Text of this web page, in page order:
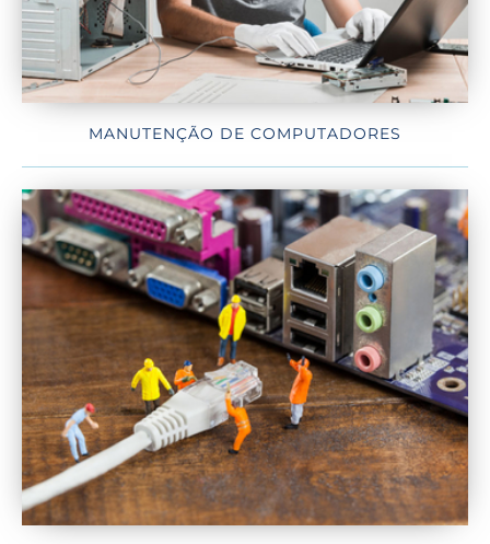
MANUTENÇÃO DE COMPUTADORES